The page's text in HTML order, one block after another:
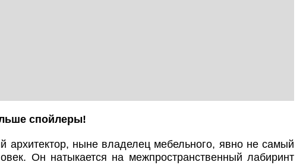
спойлеры!
ныне владелец мебельного, явно не самый
Он натыкается на межпространственный лабиринт